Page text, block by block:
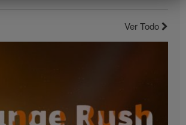
incluir volúmenes de ventas o
ganancias de varios Miembros
de Herbalife que se encuentran en
más recientes aplicables a la
que realiza su negocio, consulte
clientes y conocidos. Ver Todo